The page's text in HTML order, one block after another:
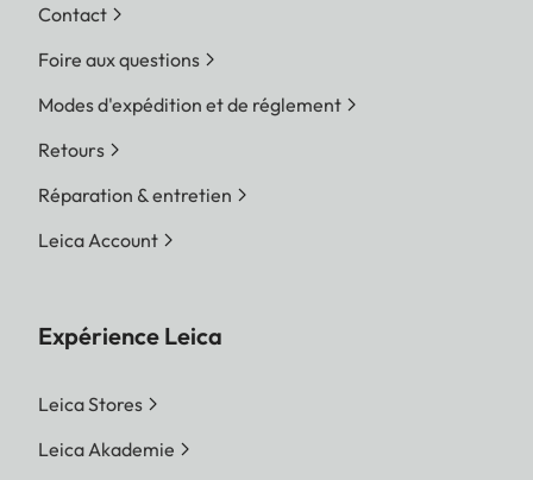
Contact
Foire aux questions
Modes d'expédition et de réglement
Retours
Réparation & entretien
Leica Account
Expérience Leica
Leica Stores
Leica Akademie